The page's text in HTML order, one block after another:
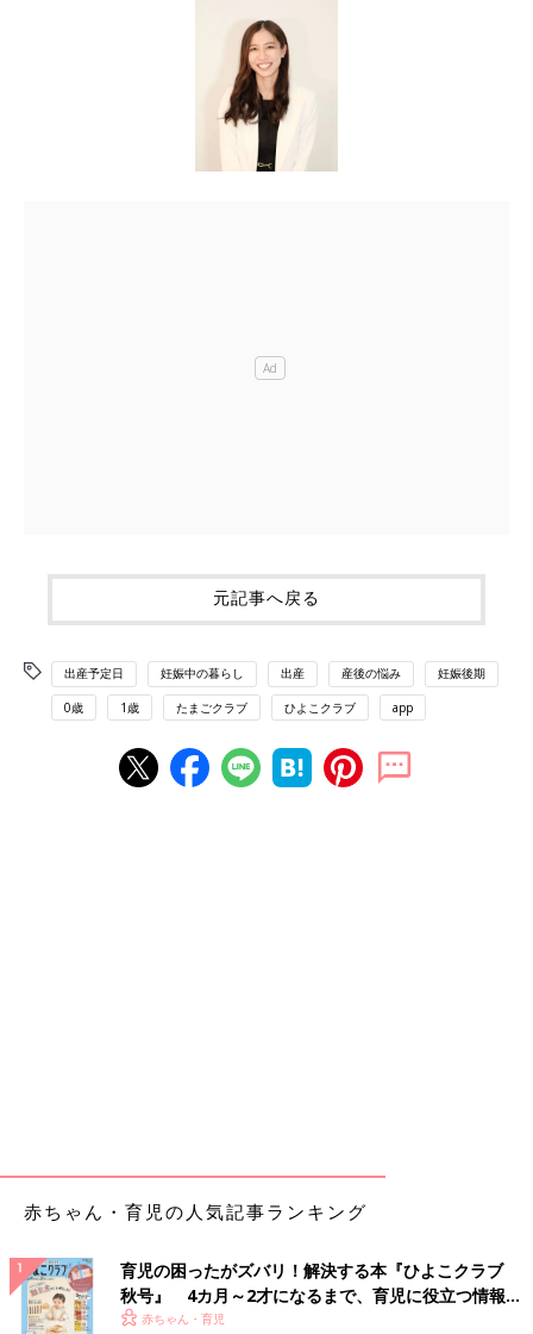
元記事へ戻る
出産予定日 妊娠中の暮らし 出産 産後の悩み 妊娠後期
0歳 1歳 たまごクラブ ひよこクラブ app
赤ちゃん・育児の人気記事ランキング
育児の困ったがズバリ！解決する本『ひよこクラブ
秋号』 4カ月～2才になるまで、育児に役立つ情報が
いっぱい！
赤ちゃん・育児